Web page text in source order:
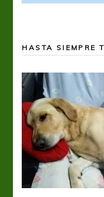
HASTA SIEMPRE